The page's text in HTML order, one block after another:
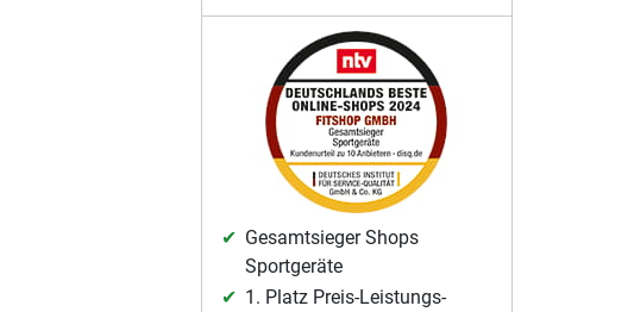
Gesamtsieger Shops
Sportgeräte
1. Platz Preis-Leistungs-